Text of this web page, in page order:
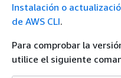
Instalación o
de AWS CLI.
Para comprobar la
utilice el siguiente